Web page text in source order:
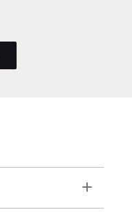
Toggle